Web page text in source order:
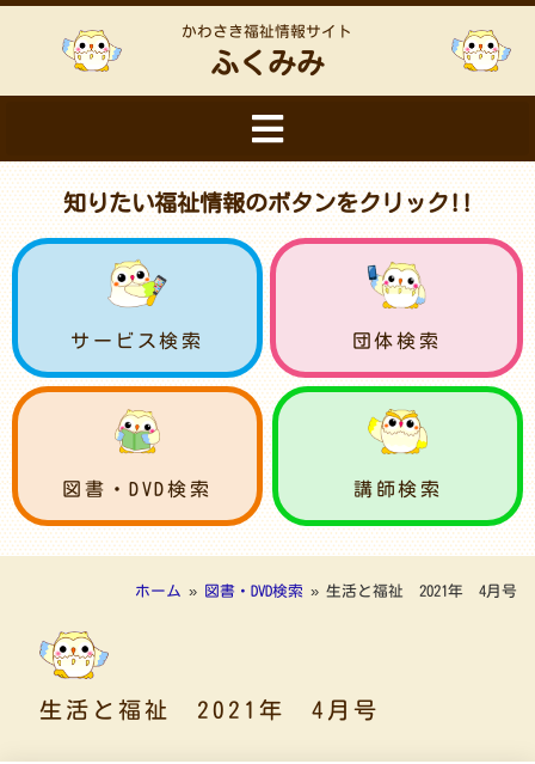
かわさき福祉情報サイト
ふくみみ
知りたい福祉情報のボタンをクリック!!
サービス検索 団体検索
図書・DVD検索 講師検索
ホーム » 図書・DVD検索 » 生活と福祉 2021年 4月号
生活と福祉 2021年 4月号